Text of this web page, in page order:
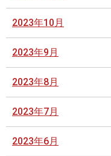
2023年10月
2023年9月
2023年8月
2023年7月
2023年6月